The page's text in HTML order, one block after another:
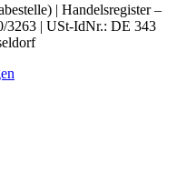
| Handelsregister –
3263 | USt-IdNr.: DE 343